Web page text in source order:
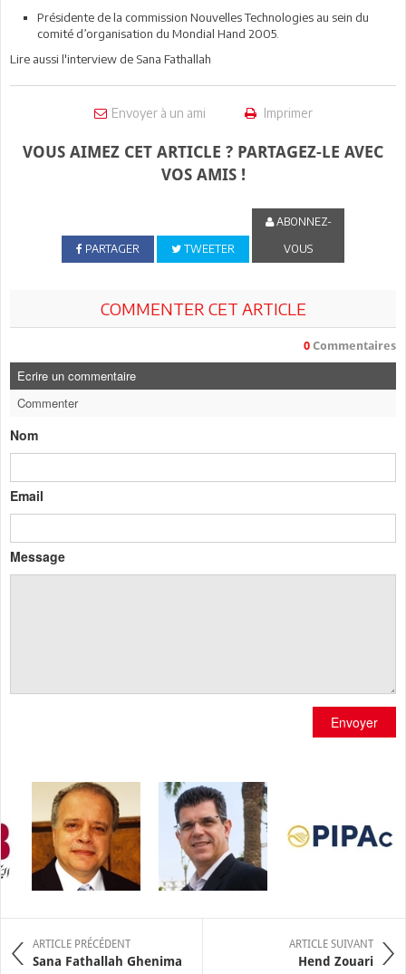
Présidente de la commission Nouvelles Technologies au sein du
comité d’organisation du Mondial Hand 2005.
Lire aussi l'interview de Sana Fathallah
Envoyer à un ami Imprimer
VOUS AIMEZ CET ARTICLE ? PARTAGEZ-LE AVEC
VOS AMIS !
PARTAGER TWEETER
ABONNEZ-
VOUS
COMMENTER CET ARTICLE
0 Commentaires
Ecrire un commentaire
Commenter
Nom
Email
Message
Envoyer
ARTICLE PRÉCÉDENT
Sana Fathallah Ghenima
ARTICLE SUIVANT
Hend Zouari